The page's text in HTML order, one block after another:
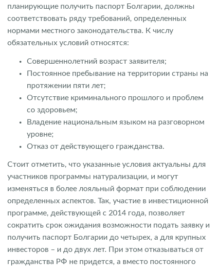
планирующие получить паспорт Болгарии, должны
соответствовать ряду требований, определенных
нормами местного законодательства. К числу
обязательных условий относятся:
Совершеннолетний возраст заявителя;
Постоянное пребывание на территории страны на
протяжении пяти лет;
Отсутствие криминального прошлого и проблем
со здоровьем;
Владение национальным языком на разговорном
уровне;
Отказ от действующего гражданства.
Стоит отметить, что указанные условия актуальны для
участников программы натурализации, и могут
изменяться в более лояльный формат при соблюдении
определенных аспектов. Так, участие в инвестиционной
программе, действующей с 2014 года, позволяет
сократить срок ожидания возможности подать заявку и
получить паспорт Болгарии до четырех, а для крупных
инвесторов – и до двух лет. При этом отказываться от
гражданства РФ не придется, а вместо постоянного